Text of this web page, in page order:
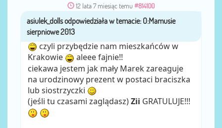
12 lata 7 miesiąc temu #814100
przezasiulek_dolls
czyli przybędzie nam mieszkańców w
Krakowie
aleee fajnie!!
ciekawa jestem jak mały Marek zareaguje
na urodzinowy prezent w postaci braciszka
lub siostrzyczki
(jeśli tu czasami zaglądasz)Zii GRATULUJE!!!